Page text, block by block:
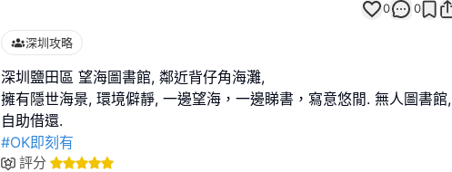
0 0
深圳攻略
深圳鹽田區 望海圖書館, 鄰近背仔角海灘,
擁有隱世海景, 環境僻靜, 一邊望海，一邊睇書，寫意悠閒. 無人圖書館,
#OK即刻有
評分